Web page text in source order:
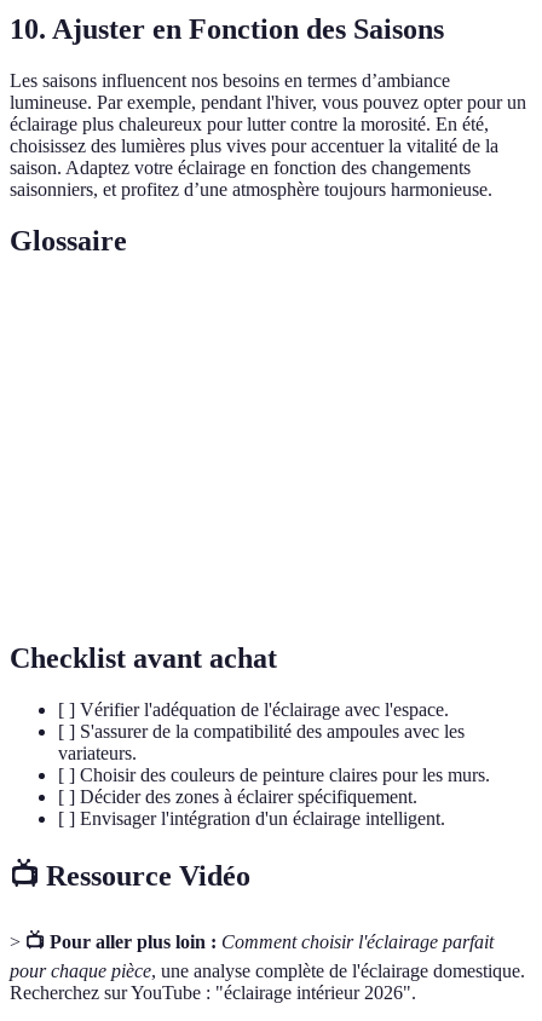
10. Ajuster en Fonction des Saisons
Les saisons influencent nos besoins en termes d’ambiance
lumineuse. Par exemple, pendant l'hiver, vous pouvez opter pour un
éclairage plus chaleureux pour lutter contre la morosité. En été,
choisissez des lumières plus vives pour accentuer la vitalité de la
saison. Adaptez votre éclairage en fonction des changements
saisonniers, et profitez d’une atmosphère toujours harmonieuse.
Glossaire
Checklist avant achat
[ ] Vérifier l'adéquation de l'éclairage avec l'espace.
[ ] S'assurer de la compatibilité des ampoules avec les
variateurs.
[ ] Choisir des couleurs de peinture claires pour les murs.
[ ] Décider des zones à éclairer spécifiquement.
[ ] Envisager l'intégration d'un éclairage intelligent.
📺 Ressource Vidéo
> 📺 Pour aller plus loin : Comment choisir l'éclairage parfait
pour chaque pièce, une analyse complète de l'éclairage domestique.
Recherchez sur YouTube : "éclairage intérieur 2026".